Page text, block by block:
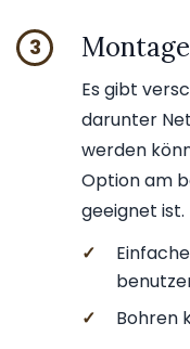
3
Es gibt
darunter
werden
Option am
geeignet ist.
✓
✓
Bohren